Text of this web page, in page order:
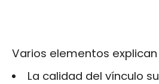
Varios elementos
La calidad del vínculo